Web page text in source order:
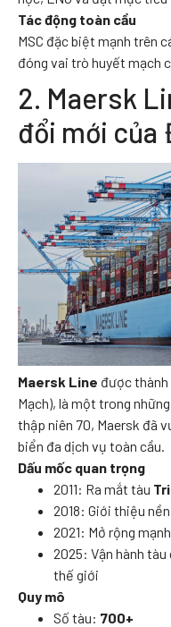
Tác động toàn cầu
MSC đặc biệt mạnh trên
đóng vai trò huyết mạch
2. Maersk
đổi mới của
Maersk Line được thành
Mạch), là một trong
thập niên 70, Maersk đã
biển đa dịch vụ toàn cầu.
Dấu mốc quan trọng
2011: Ra mắt tàu
2018: Giới thiệu
2021: Mở rộng
2025: Vận hành tàu
thế giới
Quy mô
Số tàu: 700+